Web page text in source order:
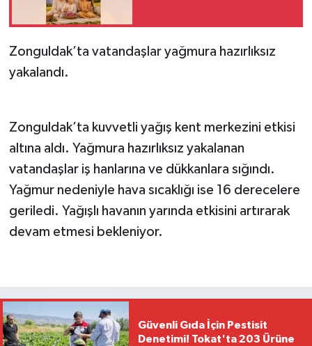
Zonguldak’ta vatandaşlar yağmura hazırlıksız
yakalandı.
Zonguldak’ta kuvvetli yağış kent merkezini etkisi
altına aldı. Yağmura hazırlıksız yakalanan
vatandaşlar iş hanlarına ve dükkanlara sığındı.
Yağmur nedeniyle hava sıcaklığı ise 16 derecelere
geriledi. Yağışlı havanın yarında etkisini artırarak
devam etmesi bekleniyor.
Güvenli Gıda İçin Pestisit
Denetimi! Tokat'ta 203 Ürüne